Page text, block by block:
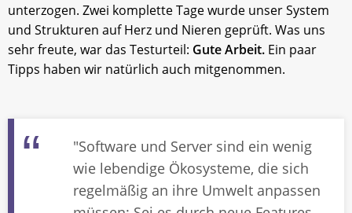
unterzogen. Zwei komplette Tage wurde unser System
und Strukturen auf Herz und Nieren geprüft. Was uns
sehr freute, war das Testurteil: Gute Arbeit. Ein paar
Tipps haben wir natürlich auch mitgenommen.
"Software und Server sind ein wenig
wie lebendige Ökosysteme, die sich
regelmäßig an ihre Umwelt anpassen